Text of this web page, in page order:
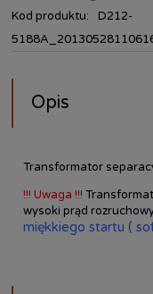
Kod produktu:
D212-
Opis
Transformator
!!! Uwaga !!!
wysoki prąd
miękkiego startu (